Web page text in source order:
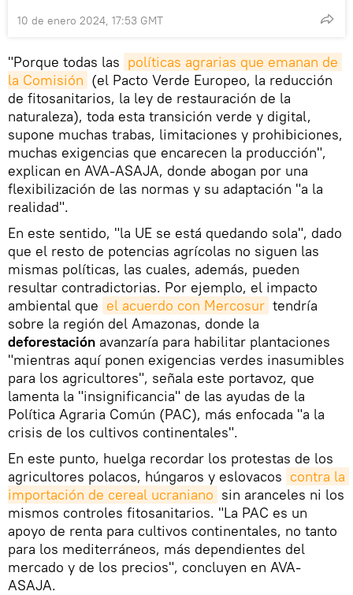
10 de enero 2024, 17:53 GMT
"Porque todas las políticas agrarias que emanan de
la Comisión (el Pacto Verde Europeo, la reducción
de fitosanitarios, la ley de restauración de la
naturaleza), toda esta transición verde y digital,
supone muchas trabas, limitaciones y prohibiciones,
muchas exigencias que encarecen la producción",
explican en AVA-ASAJA, donde abogan por una
flexibilización de las normas y su adaptación "a la
realidad".
En este sentido, "la UE se está quedando sola", dado
que el resto de potencias agrícolas no siguen las
mismas políticas, las cuales, además, pueden
resultar contradictorias. Por ejemplo, el impacto
ambiental que el acuerdo con Mercosur tendría
sobre la región del Amazonas, donde la
deforestación avanzaría para habilitar plantaciones
"mientras aquí ponen exigencias verdes inasumibles
para los agricultores", señala este portavoz, que
lamenta la "insignificancia" de las ayudas de la
Política Agraria Común (PAC), más enfocada "a la
crisis de los cultivos continentales".
En este punto, huelga recordar los protestas de los
agricultores polacos, húngaros y eslovacos contra la
importación de cereal ucraniano sin aranceles ni los
mismos controles fitosanitarios. "La PAC es un
apoyo de renta para cultivos continentales, no tanto
para los mediterráneos, más dependientes del
mercado y de los precios", concluyen en AVA-
ASAJA.